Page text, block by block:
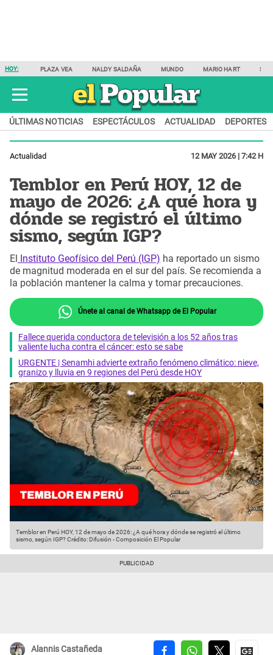
HOY: PLAZA VEA NALDY SALDAÑA MUNDO MARIO HART
ÚLTIMAS NOTICIAS ESPECTÁCULOS ACTUALIDAD DEPORTES
Actualidad 12 MAY 2026 | 7:42 H
Temblor en Perú HOY, 12 de
mayo de 2026: ¿A qué hora y
dónde se registró el último
sismo, según IGP?
El Instituto Geofísico del Perú (IGP) ha reportado un sismo
de magnitud moderada en el sur del país. Se recomienda a
la población mantener la calma y tomar precauciones.
Únete al canal de Whatsapp de El Popular
Fallece querida conductora de televisión a los 52 años tras
valiente lucha contra el cáncer: esto se sabe
URGENTE | Senamhi advierte extraño fenómeno climático: nieve,
granizo y lluvia en 9 regiones del Perú desde HOY
Temblor en Perú HOY, 12 de mayo de 2026: ¿A qué hora y dónde se registró el último
sismo, según IGP?Crédito: Difusión - Composición El Popular
Alannis Castañeda